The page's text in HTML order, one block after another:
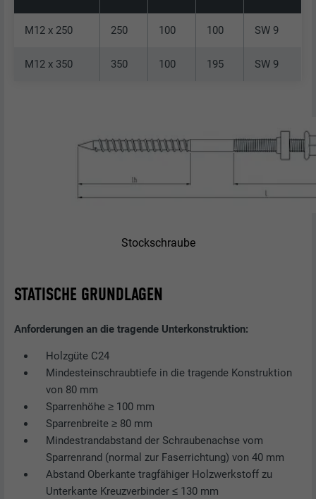
M12 x 250 250 100 100 SW 9
M12 x 350 350 100 195 SW 9
Stockschraube
STATISCHE GRUNDLAGEN
Anforderungen an die tragende Unterkonstruktion:
Holzgüte C24
Mindesteinschraubtiefe in die tragende Konstruktion
von 80 mm
Sparrenhöhe ≥ 100 mm
Sparrenbreite ≥ 80 mm
Mindestrandabstand der Schraubenachse vom
Sparrenrand (normal zur Faserrichtung) von 40 mm
Abstand Oberkante tragfähiger Holzwerkstoff zu
Unterkante Kreuzverbinder ≤ 130 mm